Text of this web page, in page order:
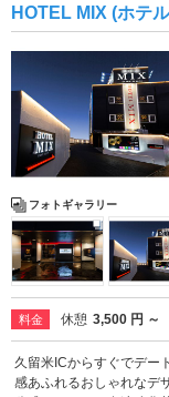
HOTEL MIX (ホテ
フォトギャラリー
料金 休憩 3,500 円 ～
久留米ICからすぐでデー
感あふれるおしゃれなデ